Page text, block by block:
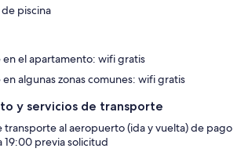
piscina
en el apartamento: wifi gratis
algunas zonas comunes: wifi gratis
y servicios de transporte
transporte al aeropuerto (ida y vuelta) de pago
19:00 previa solicitud